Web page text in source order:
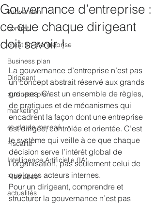
subvention
contrat
création d'entreprise
Business plan
Dirigeant
business plan
marketing
etude de marché
Fiscalité
Intelligence Artificielle (IA)
Freelance
actualités
Gouvernance d’entreprise :
ce que chaque dirigeant
doit savoir !
La gouvernance d’entreprise n’est pas
un concept abstrait réservé aux grands
groupes. C’est un ensemble de règles,
de pratiques et de mécanismes qui
encadrent la façon dont une entreprise
est dirigée, contrôlée et orientée. C’est
le système qui veille à ce que chaque
décision serve l’intérêt global de
l’organisation, pas seulement celui de
quelques acteurs internes.
Pour un dirigeant, comprendre et
structurer la gouvernance n’est pas